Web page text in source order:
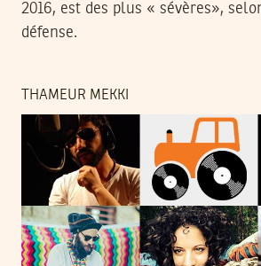
2016, est des plus « sévères»,
défense.
THAMEUR MEKKI